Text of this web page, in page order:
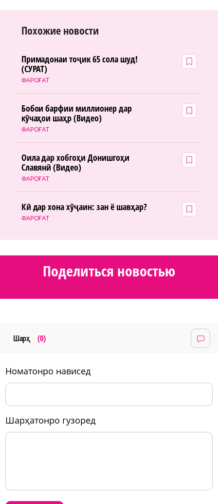
Похожие новости
ФАРОҒАТ
Примадонаи тоҷик 65 сола шуд!
(СУРАТ)
ФАРОҒАТ
Бобои барфии миллионер дар
кӯчаҳои шаҳр (Видео)
ФАРОҒАТ
Оила дар хобгоҳи Донишгоҳи
Славянӣ (Видео)
ФАРОҒАТ
Кӣ дар хона хӯҷаин: зан ё шавҳар?
Поделиться новостью
Шарҳ (0)
номатонро нависед
шарҳатонро гузоред